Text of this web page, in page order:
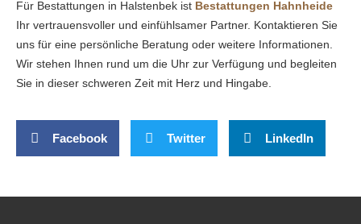
Für Bestattungen in Halstenbek ist Bestattungen Hahnheide
Ihr vertrauensvoller und einfühlsamer Partner. Kontaktieren Sie
uns für eine persönliche Beratung oder weitere Informationen.
Wir stehen Ihnen rund um die Uhr zur Verfügung und begleiten
Sie in dieser schweren Zeit mit Herz und Hingabe.
Facebook Twitter LinkedIn